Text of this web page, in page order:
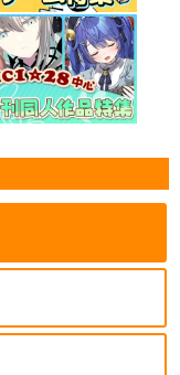
専売 1,760円（税込）
オリジナル 篠秦幸江
サンプル